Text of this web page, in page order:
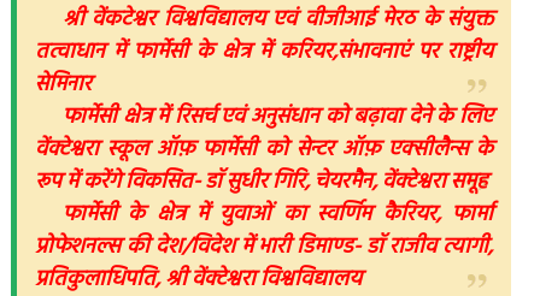
श्री वेंकटेश्वर विश्वविद्यालय एवं वीजीआई मेरठ के संयुक्त
तत्वाधान में फार्मेसी के क्षेत्र में करियर,संभावनाएं पर राष्ट्रीय
सेमिनार
फार्मेसी क्षेत्र में रिसर्च एवं अनुसंधान को बढ़ावा देने के लिए
वेंक्टेश्वरा स्कूल ऑफ़ फार्मेसी को सेन्टर ऑफ़ एक्सीलैन्स के
रूप में करेंगे विकसित- डाॅ सुधीर गिरि, चेयरमैन, वेंक्टेश्वरा समूह
फार्मेसी के क्षेत्र में युवाओं का स्वर्णिम कैरियर, फार्मा
प्रोफेशनल्स की देश/विदेश में भारी डिमाण्ड- डाॅ राजीव त्यागी,
प्रतिकुलाधिपति, श्री वेंक्टेश्वरा विश्वविद्यालय